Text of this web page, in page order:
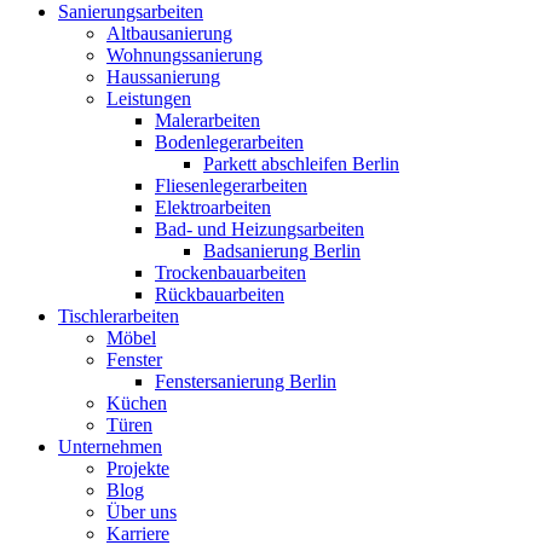
Sanierungsarbeiten
Altbausanierung
Wohnungssanierung
Haussanierung
Leistungen
Malerarbeiten
Bodenlegerarbeiten
Parkett abschleifen Berlin
Fliesenlegerarbeiten
Elektroarbeiten
Bad- und Heizungsarbeiten
Badsanierung Berlin
Trockenbauarbeiten
Rückbauarbeiten
Tischlerarbeiten
Möbel
Fenster
Fenstersanierung Berlin
Küchen
Türen
Unternehmen
Projekte
Blog
Über uns
Karriere